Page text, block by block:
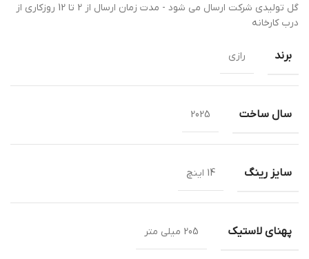
گل تولیدی شرکت ارسال می شود - مدت زمان ارسال از 2 تا 12 روزکاری از
درب کارخانه
برند رازی
سال ساخت 2025
سایز رینگ 14 اینچ
پهنای لاستیک 205 میلی متر